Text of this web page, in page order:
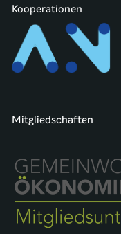
Kooperationen
Mitgliedschaften